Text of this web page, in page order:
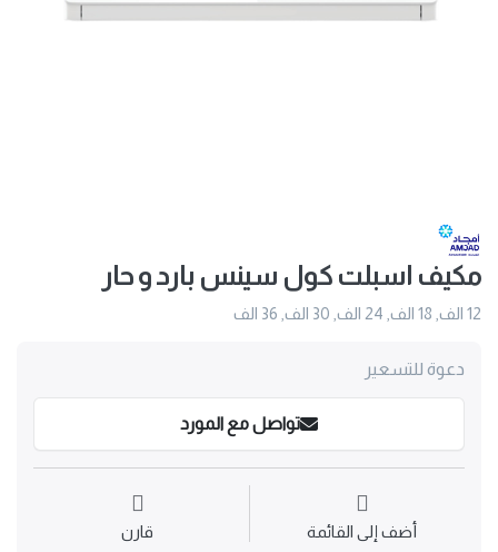
مكيف اسبلت كول سينس بارد و حار
12 الف, 18 الف, 24 الف, 30 الف, 36 الف
دعوة للتسعير
تواصل مع المورد
أضف إلى القائمة قارن